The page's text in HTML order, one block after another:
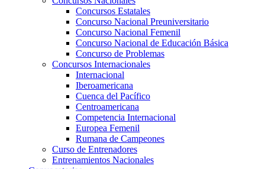
Concursos Estatales
Concurso Nacional Preuniversitario
Concurso Nacional Femenil
Concurso Nacional de Educación Básica
Concurso de Problemas
Concursos Internacionales
Internacional
Iberoamericana
Cuenca del Pacífico
Centroamericana
Competencia Internacional
Europea Femenil
Rumana de Campeones
Curso de Entrenadores
Entrenamientos Nacionales